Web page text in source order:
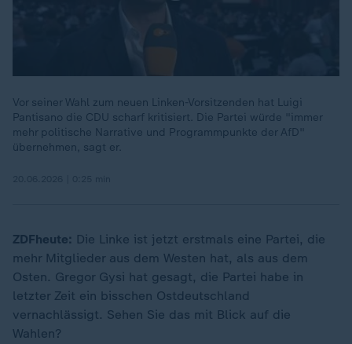
Vor seiner Wahl zum neuen Linken-Vorsitzenden hat Luigi
Pantisano die CDU scharf kritisiert. Die Partei würde "immer
mehr politische Narrative und Programmpunkte der AfD"
übernehmen, sagt er.
ZDFheute: Die Linke ist jetzt erstmals eine Partei, die
mehr Mitglieder aus dem Westen hat, als aus dem
Osten. Gregor Gysi hat gesagt, die Partei habe in
letzter Zeit ein bisschen Ostdeutschland
vernachlässigt. Sehen Sie das mit Blick auf die
Wahlen?